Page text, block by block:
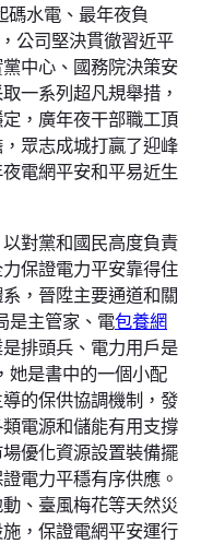
水電、最年夜負
公司堅決貫徹習近平
中心、國務院決策安
一系列超凡規舉措，
，廣年夜干部職工頂
眾志成城打贏了迎峰
電網平安和平易近生
對黨和國民高度負責
保證電力平安靠得住
，晉陞主要通道和關
是主管家、電包養網
排頭兵、電力用戶是
她是書中的一個小配
的保供協調機制，發
電源和儲能有用支撐
優化資源設置裝備擺
電力平穩有序供應。
、臺風梅花等天然災
，保證電網平安運行